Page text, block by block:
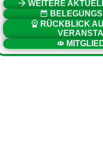
WEITERE
RÜCKBLICK